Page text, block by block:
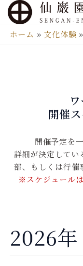
ホーム 文化体験
開催
開催予定を
詳細が決定してい
部、もしくは行催
※スケジュール
2026年